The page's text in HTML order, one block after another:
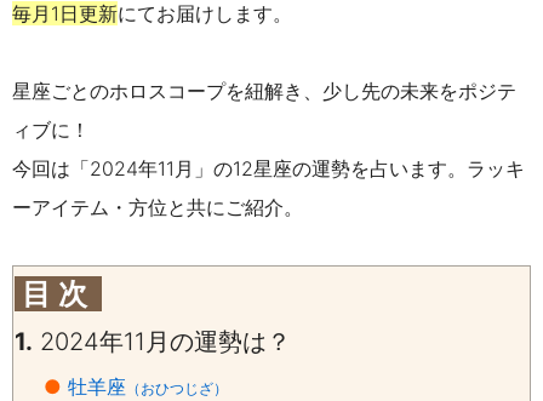
毎月1日更新にてお届けします。
星座ごとのホロスコープを紐解き、少し先の未来をポジテ
ィブに！
今回は「2024年11月」の12星座の運勢を占います。ラッキ
ーアイテム・方位と共にご紹介。
目 次
1. 2024年11月の運勢は？
● 牡羊座 （おひつじざ）